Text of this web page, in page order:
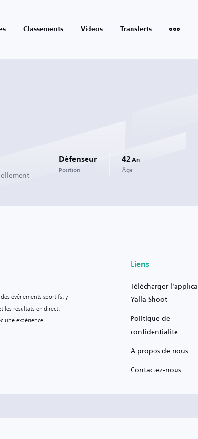
Classements Vidéos Transferts
Défenseur
Position
42 An
Âge
événements sportifs, y
les résultats en direct.
une expérience
Liens
Télécharger
Yalla Shoot
Politique de
confidentialité
À propos de nous
Contactez-nous